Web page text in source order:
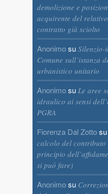
demolizione e
acquirente del
contratto già sciolto
Anonimosu Silenzio-
Comune sull’istanza
urbanistico unitario
Anonimosu Le aree
idraulico ai sensi
PGRA
Fiorenza Dal Zottosu
calcolo del contributo
principio
si può fare)
Anonimosu